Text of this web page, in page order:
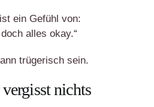
ein Gefühl von:
alles okay.“
trügerisch sein.
nichts